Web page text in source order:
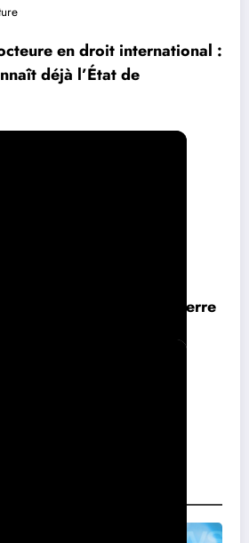
en droit international :
déjà l’État de
Berlin sur le pied de guerre